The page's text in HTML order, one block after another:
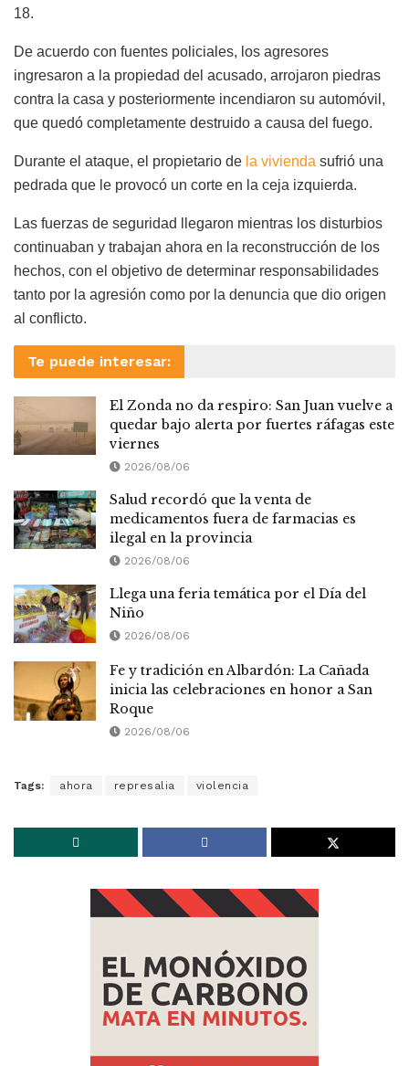
18.
De acuerdo con fuentes policiales, los agresores
ingresaron a la propiedad del acusado, arrojaron piedras
contra la casa y posteriormente incendiaron su automóvil,
que quedó completamente destruido a causa del fuego.
Durante el ataque, el propietario de la vivienda sufrió una
pedrada que le provocó un corte en la ceja izquierda.
Las fuerzas de seguridad llegaron mientras los disturbios
continuaban y trabajan ahora en la reconstrucción de los
hechos, con el objetivo de determinar responsabilidades
tanto por la agresión como por la denuncia que dio origen
al conflicto.
Te puede interesar:
El Zonda no da respiro: San Juan vuelve a
quedar bajo alerta por fuertes ráfagas este
viernes
2026/08/06
Salud recordó que la venta de
medicamentos fuera de farmacias es
ilegal en la provincia
2026/08/06
Llega una feria temática por el Día del
Niño
2026/08/06
Fe y tradición en Albardón: La Cañada
inicia las celebraciones en honor a San
Roque
2026/08/06
Tags: ahora represalia violencia